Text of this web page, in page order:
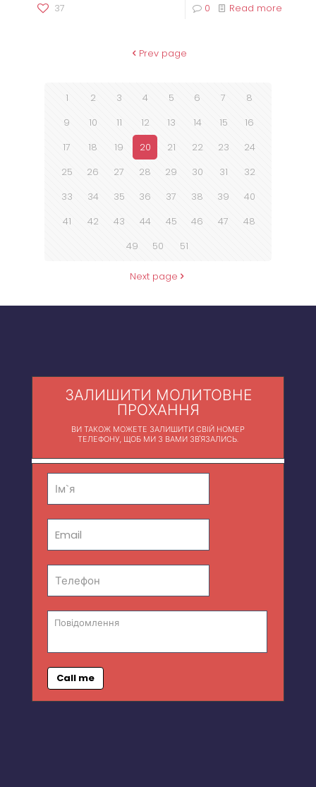
37 0 Read more
Prev page
1 2 3 4 5 6 7
8
9
10 11 12 13 14 15
16
17
18 19 20 21 22 23
24
25
26 27 28 29 30 31
32
33
34 35 36 37 38 39
40
41
42 43 44 45 46 47
48
49
50 51
Next page
ЗАЛИШИТИ МОЛИТОВНЕ
ПРОХАННЯ
ВИ ТАКОЖ МОЖЕТЕ ЗАЛИШИТИ СВІЙ НОМЕР
ТЕЛЕФОНУ, ЩОБ МИ З ВАМИ ЗВ'ЯЗАЛИСЬ.
Call me